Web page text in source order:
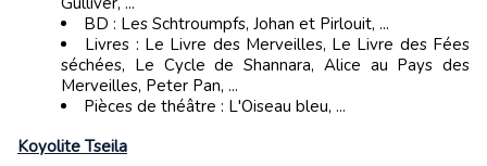
BD : Les Schtroumpfs, Johan et Pirlouit, ...
Livres : Le Livre des Merveilles, Le Livre des Fées
séchées, Le Cycle de Shannara, Alice au Pays des
Merveilles, Peter Pan, ...
Pièces de théâtre : L'Oiseau bleu, ...
Koyolite Tseila